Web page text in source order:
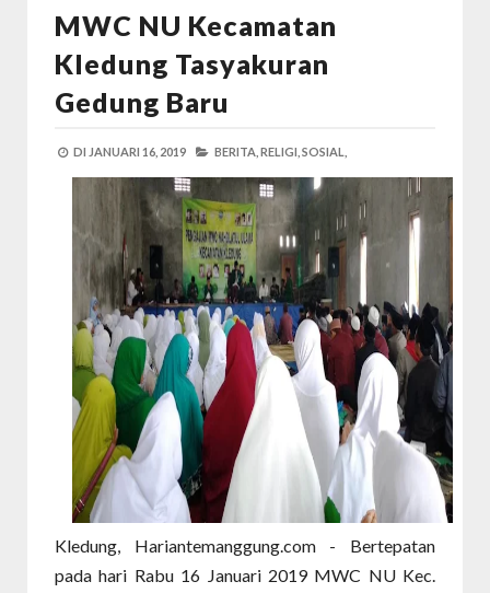
MWC NU Kecamatan
Kledung Tasyakuran
Gedung Baru
DI JANUARI 16, 2019 BERITA, RELIGI, SOSIAL,
Kledung, Hariantemanggung.com - Bertepatan
pada hari Rabu 16 Januari 2019 MWC NU Kec.